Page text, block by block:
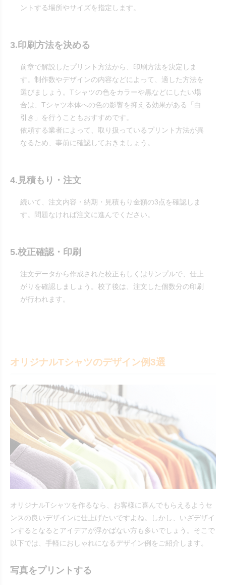
ントする場所やサイズを指定します。
3.印刷方法を決める
前章で解説したプリント方法から、印刷方法を決定しま
す。制作数やデザインの内容などによって、適した方法を
選びましょう。Tシャツの色をカラーや黒などにしたい場
合は、Tシャツ本体への色の影響を抑える効果がある「白
引き」を行うこともおすすめです。
依頼する業者によって、取り扱っているプリント方法が異
なるため、事前に確認しておきましょう。
4.見積もり・注文
続いて、注文内容・納期・見積もり金額の3点を確認しま
す。問題なければ注文に進んでください。
5.校正確認・印刷
注文データから作成された校正もしくはサンプルで、仕上
がりを確認しましょう。校了後は、注文した個数分の印刷
が行われます。
オリジナルTシャツのデザイン例3選
オリジナルTシャツを作るなら、お客様に喜んでもらえるようセ
ンスの良いデザインに仕上げたいですよね。しかし、いざデザイ
ンするとなるとアイデアが浮かばない方も多いでしょう。そこで
以下では、手軽におしゃれになるデザイン例をご紹介します。
写真をプリントする